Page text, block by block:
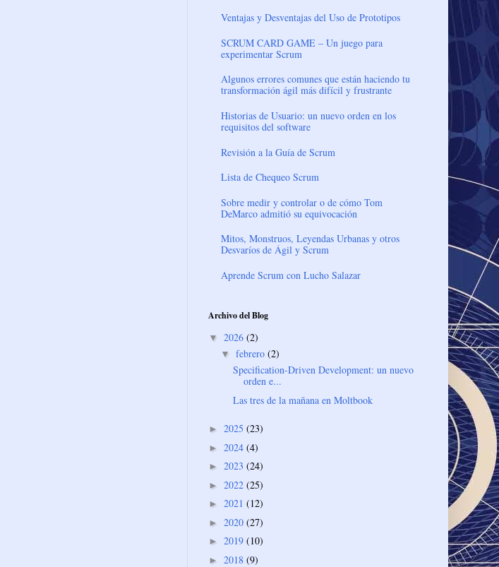
Ventajas y Desventajas del Uso de Prototipos
SCRUM CARD GAME – Un juego para
experimentar Scrum
Algunos errores comunes que están haciendo tu
transformación ágil más difícil y frustrante
Historias de Usuario: un nuevo orden en los
requisitos del software
Revisión a la Guía de Scrum
Lista de Chequeo Scrum
Sobre medir y controlar o de cómo Tom
DeMarco admitió su equivocación
Mitos, Monstruos, Leyendas Urbanas y otros
Desvaríos de Ágil y Scrum
Aprende Scrum con Lucho Salazar
Archivo del Blog
▼ 2026 (2)
▼ febrero (2)
Specification-Driven Development: un nuevo
orden e...
Las tres de la mañana en Moltbook
► 2025 (23)
► 2024 (4)
► 2023 (24)
► 2022 (25)
► 2021 (12)
► 2020 (27)
► 2019 (10)
► 2018 (9)